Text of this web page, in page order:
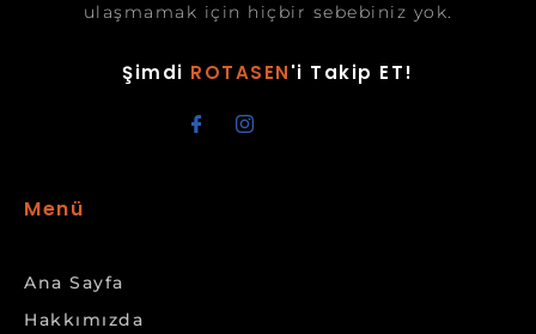
ulaşmamak için hiçbir sebebiniz yok.
Şimdi ROTASEN'i Takip ET!
Menü
Ana Sayfa
Hakkımızda